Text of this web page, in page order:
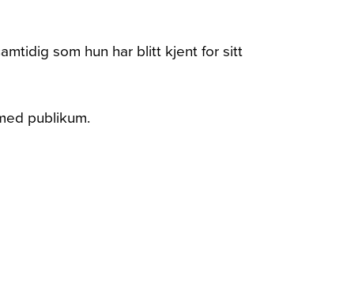
som hun har blitt kjent for sitt
publikum.